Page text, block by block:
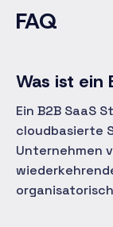
FAQ
Was ist ein
Ein B2B SaaS
cloudbasierte
Unternehmen